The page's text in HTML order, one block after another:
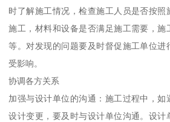
时了解施工情况，检查施工人员是否按
施工，材料和设备是否满足施工需要，施
等。对发现的问题要及时督促施工单位进
受影响。
协调各方关系
加强与设计单位的沟通：施工过程中，
设计变更，要及时与设计单位沟通。设计